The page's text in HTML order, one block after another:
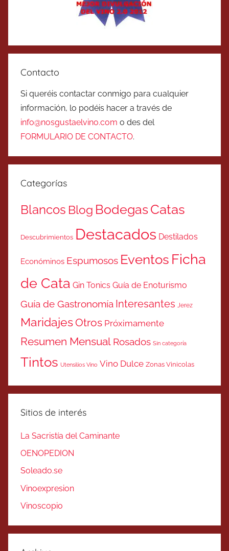
Contacto
Si queréis contactar conmigo para cualquier
información, lo podéis hacer a través de
info@nosgustaelvino.com o des del
FORMULARIO DE CONTACTO.
Categorías
Blancos Blog BodegasCatas
Descubrimientos Destacados Destilados
Económinos Espumosos Eventos Ficha
de Cata Gin Tonics Guía de Enoturismo
Guía de Gastronomía Interesantes Jerez
MaridajesOtros Próximamente
Resumen Mensual Rosados Sin categoría
Tintos Utensilios Vino Vino Dulce Zonas Vinicolas
Sitios de interés
La Sacristía del Caminante
OENOPEDION
Soleado.se
Vinoexpresion
Vinoscopio